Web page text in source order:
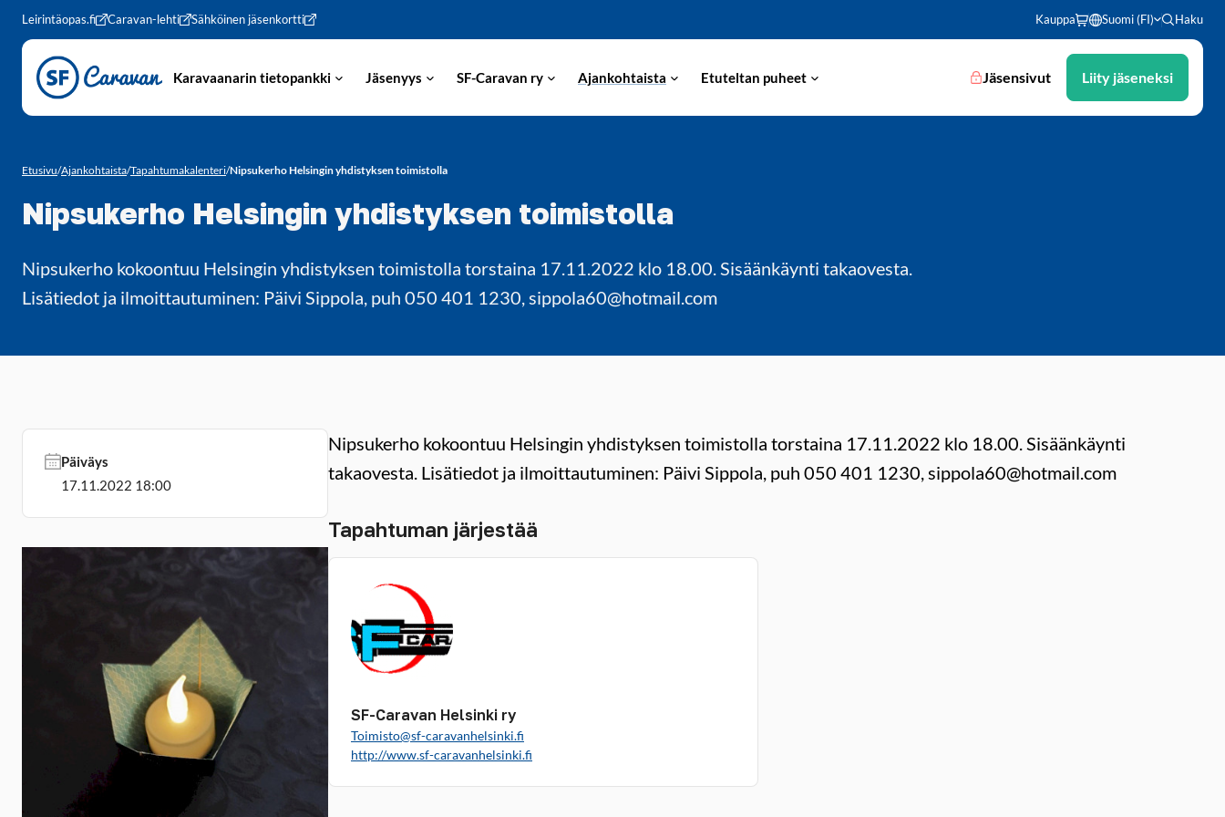
Siirry sivun sisältöön
Leirintäopas.fi Caravan-lehti Sähköinen jäsenkortti Kauppa Suomi (FI) Haku
Karavaanarin tietopankki Jäsenyys SF-Caravan ry Ajankohtaista Etuteltan puheet Jäsensivut Liity jäseneksi
Etusivu/Ajankohtaista/Tapahtumakalenteri/Nipsukerho Helsingin yhdistyksen toimistolla
Nipsukerho Helsingin yhdistyksen toimistolla
Nipsukerho kokoontuu Helsingin yhdistyksen toimistolla torstaina 17.11.2022 klo 18.00. Sisäänkäynti takaovesta.
Lisätiedot ja ilmoittautuminen: Päivi Sippola, puh 050 401 1230, sippola60@hotmail.com
Nipsukerho kokoontuu Helsingin yhdistyksen toimistolla torstaina 17.11.2022 klo 18.00. Sisäänkäynti
takaovesta. Lisätiedot ja ilmoittautuminen: Päivi Sippola, puh 050 401 1230, sippola60@hotmail.com
Tapahtuman järjestää
SF-Caravan Helsinki ry
Toimisto@sf-caravanhelsinki.fi
http://www.sf-caravanhelsinki.fi
Päiväys
17.11.2022 18:00